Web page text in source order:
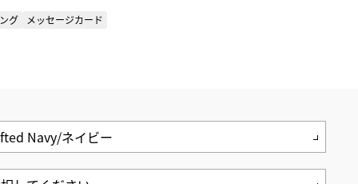
グ メッセージカード